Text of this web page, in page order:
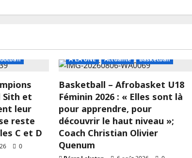
Sith et
leur
reste
C et D
0
A LA UNE Actualité Basketball
Basketball – Afrobasket U18
Féminin 2026 : « Elles sont là
pour apprendre, pour
découvrir le haut niveau »;
Coach Christian Olivier
Quenum